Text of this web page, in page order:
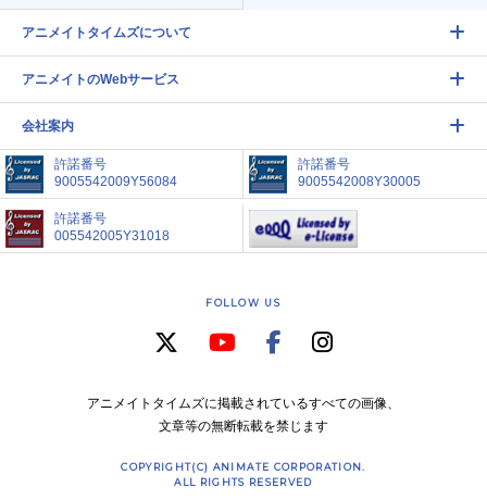
アニメイトタイムズについて
アニメイトのWebサービス
会社案内
許諾番号
9005542009Y56084
許諾番号
9005542008Y30005
許諾番号
005542005Y31018
FOLLOW US
アニメイトタイムズに掲載されているすべての画像、
文章等の無断転載を禁じます
COPYRIGHT(C) ANIMATE CORPORATION.
ALL RIGHTS RESERVED